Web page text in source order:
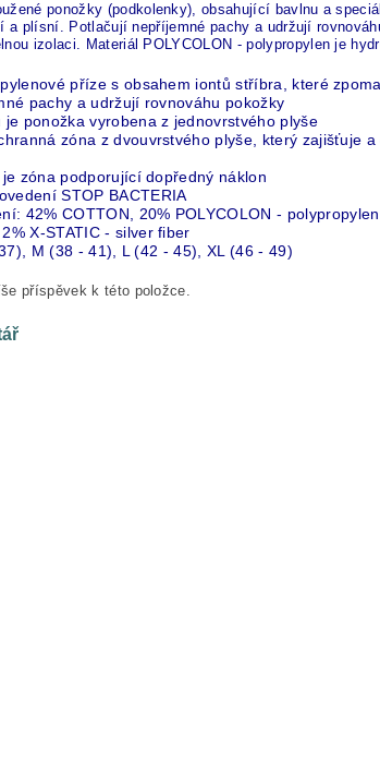
ponožky (podkolenky), obsahující bavlnu a
a plísní. Potlačují nepříjemné pachy a udržují
izolaci. Materiál POLYCOLON - polypropylen je
příze s obsahem iontů stříbra, které
pachy a udržují rovnováhu pokožky
je ponožka vyrobena z jednovrstvého plyše
zóna z dvouvrstvého plyše, který zajišťuje
zóna podporující dopředný náklon
STOP BACTERIA
42% COTTON, 20% POLYCOLON -
X-STATIC - silver fiber
M (38 - 41), L (42 - 45), XL (46 - 49)
příspěvek k této položce.